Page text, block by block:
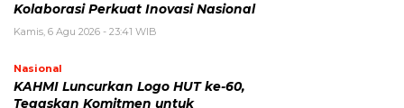
Kolaborasi Perkuat Inovasi Nasional
Kamis, 6 Agu 2026 - 23:41 WIB
Nasional
KAHMI Luncurkan Logo HUT ke-60,
Tegaskan Komitmen untuk